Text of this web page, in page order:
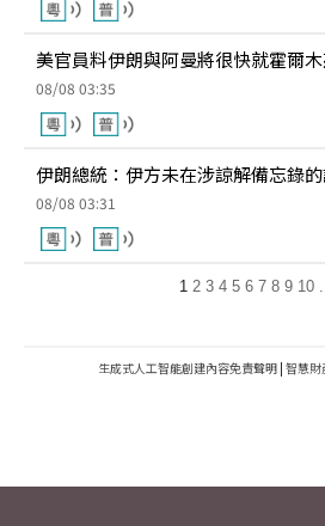
美官員料伊朗與阿曼將很快就霍爾
08/08 03:35
伊朗總統：伊方未在涉諒解備忘錄
08/08 03:31
1 2 3 4 5 6 7 8 9 10
生成式人工智能創建內容免責聲明 | 智慧財